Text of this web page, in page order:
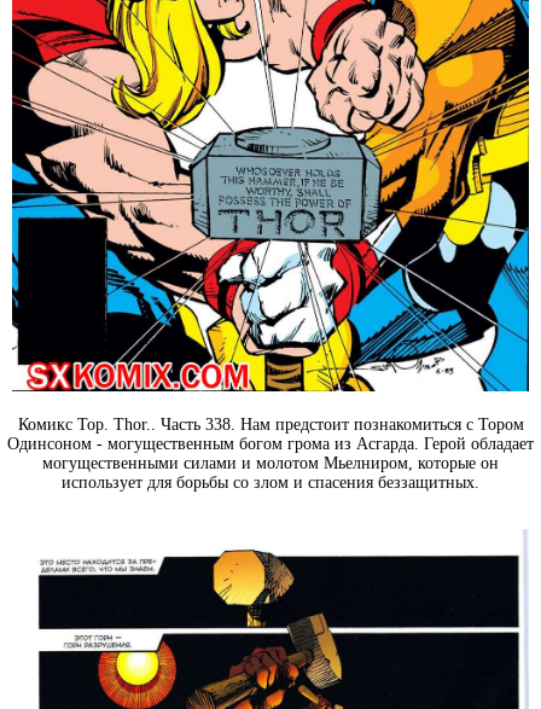
Комикс Тор. Thor.. Часть 338. Нам предстоит познакомиться с Тором
Одинсоном - могущественным богом грома из Асгарда. Герой обладает
могущественными силами и молотом Мьелниром, которые он
использует для борьбы со злом и спасения беззащитных.